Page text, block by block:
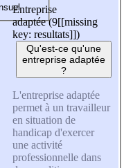
Entreprise
adaptée (9[[missing
key: resultats]])
Qu'est-ce qu'une
entreprise adaptée
?
L'entreprise adaptée
permet à un travailleur
en situation de
handicap d'exercer
une activité
professionnelle dans